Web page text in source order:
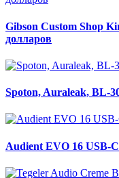
Gibson Custom Shop
долларов
Spoton, Auraleak, BL-
Audient EVO 16 USB-